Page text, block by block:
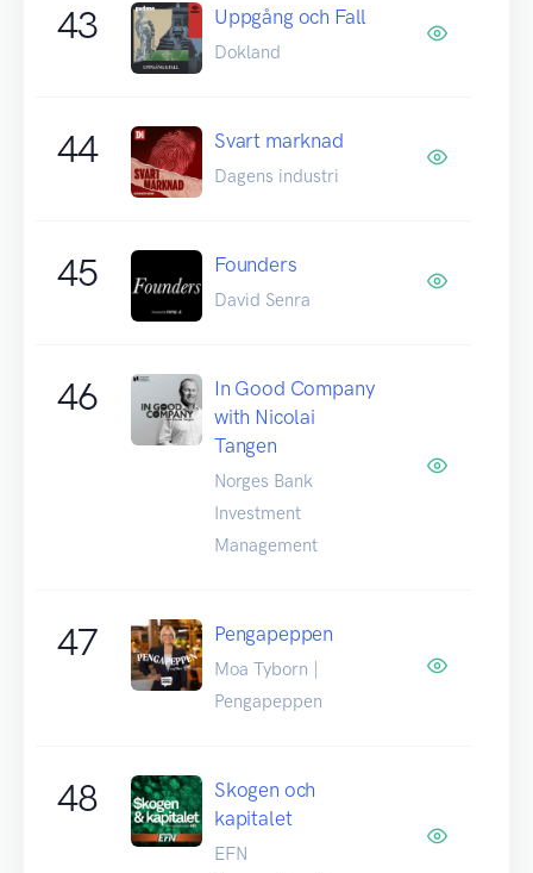
43 Uppgång och Fall
Dokland
44 Svart marknad
Dagens industri
45 Founders
David Senra
46
In Good Company
with Nicolai
Tangen
Norges Bank
Investment
Management
47 Pengapeppen
Moa Tyborn |
Pengapeppen
48
Skogen och
kapitalet
EFN